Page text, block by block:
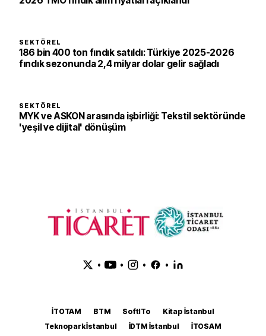
SEKTÖREL
186 bin 400 ton fındık satıldı: Türkiye 2025-2026
fındık sezonunda 2,4 milyar dolar gelir sağladı
SEKTÖREL
MYK ve ASKON arasında işbirliği: Tekstil sektöründe
'yeşil ve dijital' dönüşüm
• • • •
İTOTAM BTM SoftITo
Kitap İstanbul
Teknopark İstanbul
İDTM İstanbul
İTOSAM